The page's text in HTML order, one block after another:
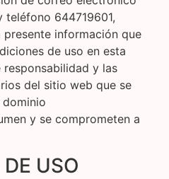
teléfono 644719601,
información que
de uso en esta
y las
del sitio web que se
y se comprometen a
USO